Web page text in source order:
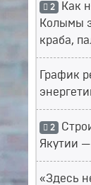
2 Как
Колымы
краба,
График
2
Якутии
«Здесь